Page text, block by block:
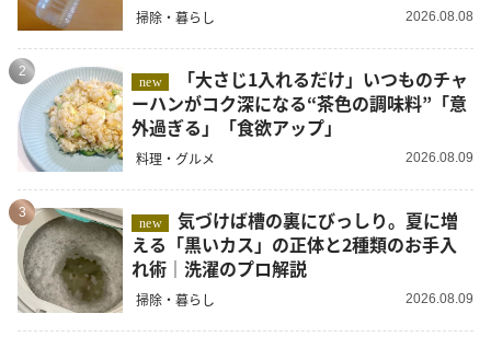
掃除・暮らし 2026.08.08
2
new
ーハンがコク深になる“茶色の調味料”「意
外過ぎる」「食欲アップ」
料理・グルメ 2026.08.09
3
new
気づけば槽の裏にびっしり。夏に増
える「黒いカス」の正体と2種類のお手入
れ術｜洗濯のプロ解説
掃除・暮らし 2026.08.09